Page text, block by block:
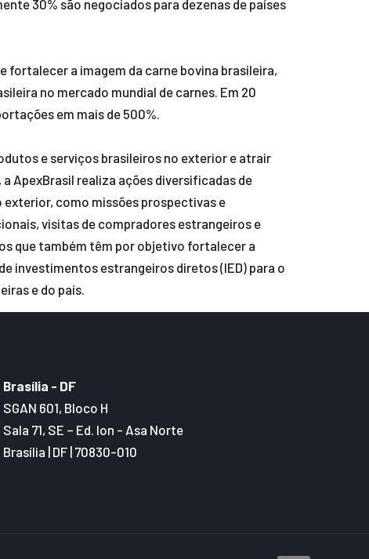
30% são negociados para dezenas de países
fortalecer a imagem da carne bovina brasileira,
no mercado mundial de carnes. Em 20
em mais de 500%.
e serviços brasileiros no exterior e atrair
ApexBrasil realiza ações diversificadas de
como missões prospectivas e
visitas de compradores estrangeiros e
que também têm por objetivo fortalecer a
investimentos estrangeiros diretos (IED) para o
e do país.
Brasília - DF
SGAN 601, Bloco H
Sala 71, SE – Ed. Ion - Asa Norte
Brasília | DF | 70830-010